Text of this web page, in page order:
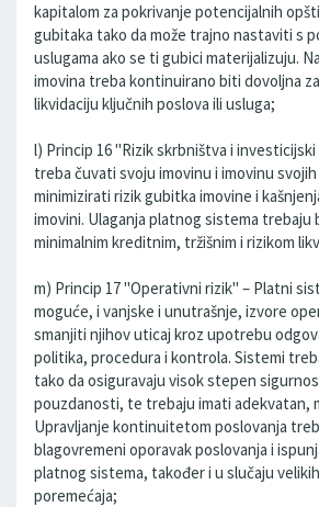
kapitalom za pokrivanje potencijalnih
gubitaka tako da može trajno nastaviti s
uslugama ako se ti gubici materijalizuju.
imovina treba kontinuirano biti dovoljna
likvidaciju ključnih poslova ili usluga;
l) Princip 16 "Rizik skrbništva i
treba čuvati svoju imovinu i imovinu
minimizirati rizik gubitka imovine i
imovini. Ulaganja platnog sistema
minimalnim kreditnim, tržišnim i rizikom
m) Princip 17 "Operativni rizik" – Platni
moguće, i vanjske i unutrašnje, izvore
smanjiti njihov uticaj kroz upotrebu
politika, procedura i kontrola. Sistemi
tako da osiguravaju visok stepen
pouzdanosti, te trebaju imati adekvatan,
Upravljanje kontinuitetom poslovanja
blagovremeni oporavak poslovanja i
platnog sistema, također i u slučaju
poremećaja;